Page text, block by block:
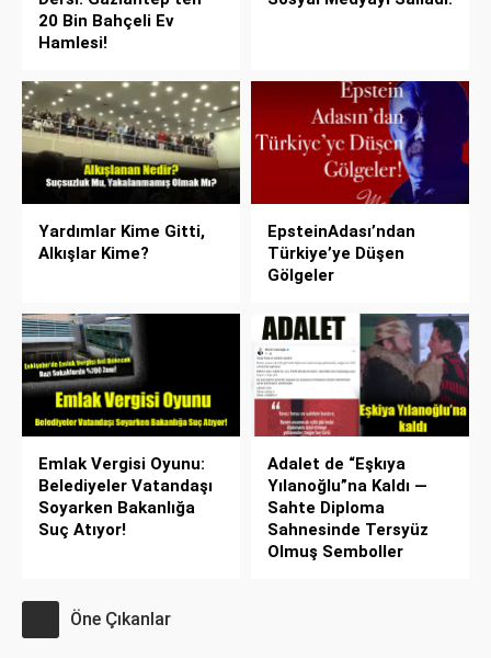
20 Bin Bahçeli Ev
Hamlesi!
Yardımlar Kime Gitti,
Alkışlar Kime?
EpsteinAdası’ndan
Türkiye’ye Düşen
Gölgeler
Emlak Vergisi Oyunu:
Belediyeler Vatandaşı
Soyarken Bakanlığa
Suç Atıyor!
Adalet de “Eşkıya
Yılanoğlu”na Kaldı —
Sahte Diploma
Sahnesinde Tersyüz
Olmuş Semboller
Öne Çıkanlar